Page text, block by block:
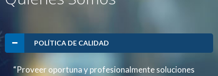
POLÍTICA DE CALIDAD
“Proveer oportuna y profesionalmente soluciones